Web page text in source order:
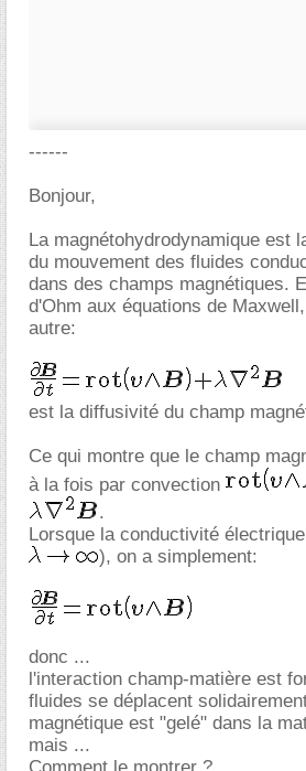
------
Bonjour,
La magnétohydrodynamique est
du mouvement des fluides
dans des champs magnétiques.
d'Ohm aux équations de
autre:
est la diffusivité du champ
Ce qui montre que le champ
à la fois par convection
.
Lorsque la conductivité
), on a simplement:
donc ...
l'interaction champ-matière est
fluides se déplacent
magnétique est "gelé" dans la
mais ...